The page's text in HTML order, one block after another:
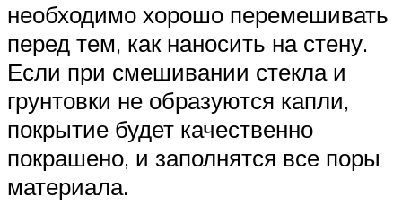
необходимо хорошо перемешивать
перед тем, как наносить на стену.
Если при смешивании стекла и
грунтовки не образуются капли,
покрытие будет качественно
покрашено, и заполнятся все поры
материала.